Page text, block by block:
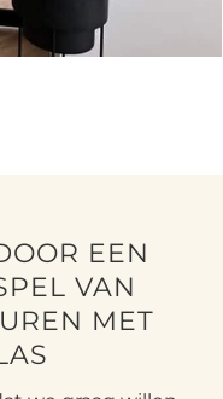
EEN
VAN
MET